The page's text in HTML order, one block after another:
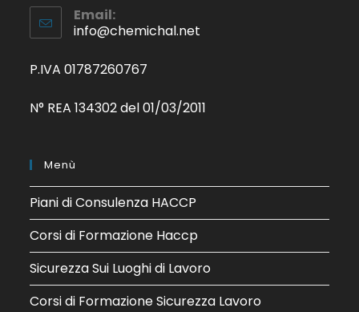
Email:
info@chemichal.net
P.IVA 01787260767
N° REA 134302 del 01/03/2011
Menù
Piani di Consulenza HACCP
Corsi di Formazione Haccp
Sicurezza Sui Luoghi di Lavoro
Corsi di Formazione Sicurezza Lavoro